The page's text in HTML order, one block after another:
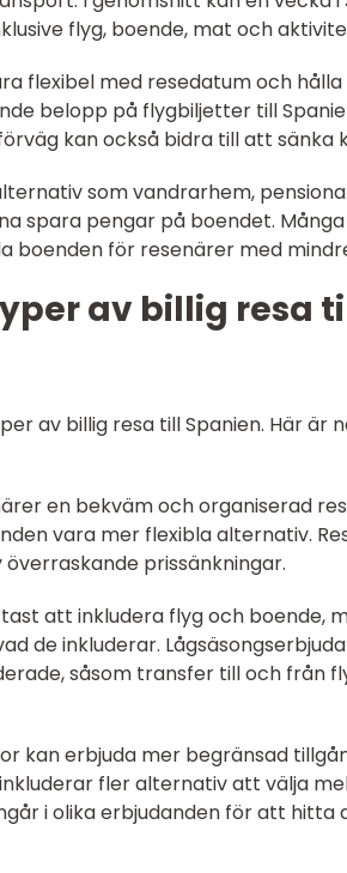
flyg, boende, mat och
flexibel med resedatum och
belopp på flygbiljetter till
kan också bidra till att sänka
som vandrarhem,
spara pengar på boendet.
boenden för resenärer med
av billig resa
av billig resa till Spanien. Här är
en bekväm och organiserad
vara mer flexibla alternativ.
prissänkningar.
att inkludera flyg och boende,
de inkluderar.
såsom transfer till och från
kan erbjuda mer begränsad
fler alternativ att välja
i olika erbjudanden för att hitta